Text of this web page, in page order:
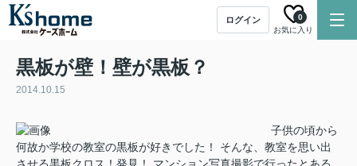
ログイン
お気に入り
0
黒板が壁！壁が黒板？
2014.10.15
子供の頃から
何故か学校の教室の黒板が好きでした！ そんな、教室を思い出